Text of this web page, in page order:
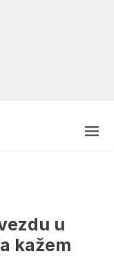
u
kažem